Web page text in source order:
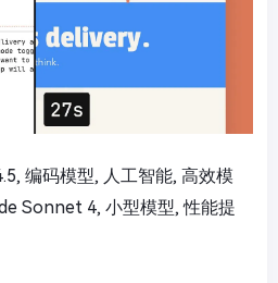
编码模型, 人工智能, 高效模
Sonnet 4, 小型模型, 性能提